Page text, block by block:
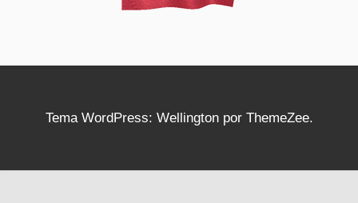
Tema WordPress: Wellington por ThemeZee.